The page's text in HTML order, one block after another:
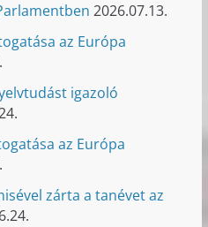
2026.07.13.
az Európa
igazoló
az Európa
zárta a tanévet az